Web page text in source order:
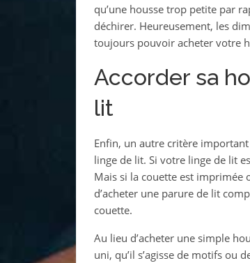
qu’une housse trop petite par
déchirer. Heureusement, les
toujours pouvoir acheter votre
Accorder sa
lit
Enfin, un autre critère
linge de lit. Si votre linge de lit
Mais si la couette est imprimée
d’acheter une parure de lit
couette.
Au lieu d’acheter une simple
uni, qu’il s’agisse de motifs ou